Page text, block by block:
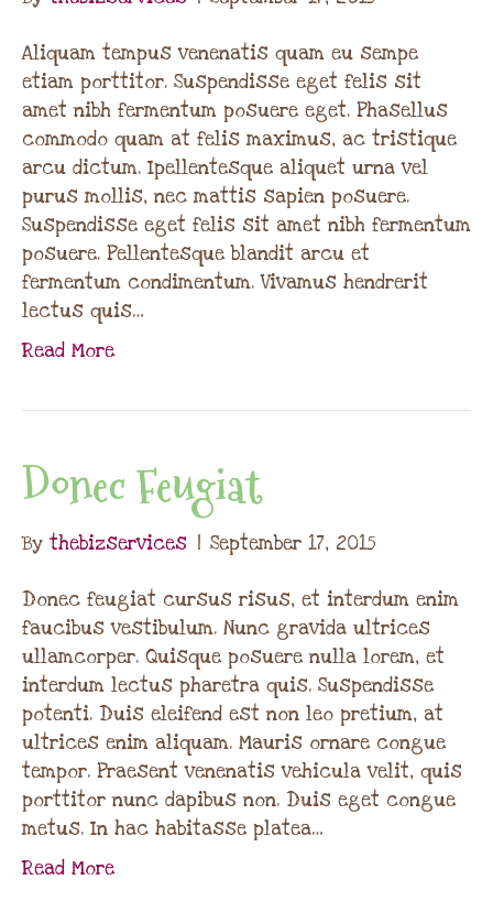
Aliquam tempus venenatis quam eu sempe
etiam porttitor. Suspendisse eget felis sit
amet nibh fermentum posuere eget. Phasellus
commodo quam at felis maximus, ac tristique
arcu dictum. Ipellentesque aliquet urna vel
purus mollis, nec mattis sapien posuere.
Suspendisse eget felis sit amet nibh fermentum
posuere. Pellentesque blandit arcu et
fermentum condimentum. Vivamus hendrerit
lectus quis…
Read More
Donec Feugiat
By thebizservices | September 17, 2015
Donec feugiat cursus risus, et interdum enim
faucibus vestibulum. Nunc gravida ultrices
ullamcorper. Quisque posuere nulla lorem, et
interdum lectus pharetra quis. Suspendisse
potenti. Duis eleifend est non leo pretium, at
ultrices enim aliquam. Mauris ornare congue
tempor. Praesent venenatis vehicula velit, quis
porttitor nunc dapibus non. Duis eget congue
metus. In hac habitasse platea…
Read More